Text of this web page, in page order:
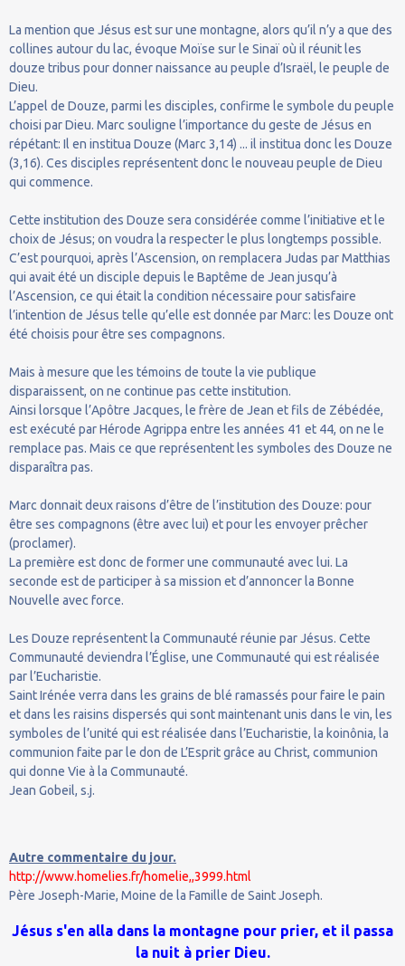
La mention que Jésus est sur une montagne, alors qu’il n’y a que des
collines autour du lac, évoque Moïse sur le Sinaï où il réunit les
douze tribus pour donner naissance au peuple d’Israël, le peuple de
Dieu.
L’appel de Douze, parmi les disciples, confirme le symbole du peuple
choisi par Dieu. Marc souligne l’importance du geste de Jésus en
répétant: Il en institua Douze (Marc 3,14) ... il institua donc les Douze
(3,16). Ces disciples représentent donc le nouveau peuple de Dieu
qui commence.
Cette institution des Douze sera considérée comme l’initiative et le
choix de Jésus; on voudra la respecter le plus longtemps possible.
C’est pourquoi, après l’Ascension, on remplacera Judas par Matthias
qui avait été un disciple depuis le Baptême de Jean jusqu’à
l’Ascension, ce qui était la condition nécessaire pour satisfaire
l’intention de Jésus telle qu’elle est donnée par Marc: les Douze ont
été choisis pour être ses compagnons.
Mais à mesure que les témoins de toute la vie publique
disparaissent, on ne continue pas cette institution.
Ainsi lorsque l’Apôtre Jacques, le frère de Jean et fils de Zébédée,
est exécuté par Hérode Agrippa entre les années 41 et 44, on ne le
remplace pas. Mais ce que représentent les symboles des Douze ne
disparaîtra pas.
Marc donnait deux raisons d’être de l’institution des Douze: pour
être ses compagnons (être avec lui) et pour les envoyer prêcher
(proclamer).
La première est donc de former une communauté avec lui. La
seconde est de participer à sa mission et d’annoncer la Bonne
Nouvelle avec force.
Les Douze représentent la Communauté réunie par Jésus. Cette
Communauté deviendra l’Église, une Communauté qui est réalisée
par l’Eucharistie.
Saint Irénée verra dans les grains de blé ramassés pour faire le pain
et dans les raisins dispersés qui sont maintenant unis dans le vin, les
symboles de l’unité qui est réalisée dans l’Eucharistie, la koinônia, la
communion faite par le don de L’Esprit grâce au Christ, communion
qui donne Vie à la Communauté.
Jean Gobeil, s.j.
Autre commentaire du jour.
http://www.homelies.fr/homelie,,3999.html
Père Joseph-Marie, Moine de la Famille de Saint Joseph.
Jésus s'en alla dans la montagne pour prier, et il passa
la nuit à prier Dieu.